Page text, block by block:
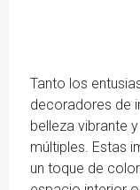
Tanto los
decoradores de
belleza vibrante
múltiples. Estas
un toque de